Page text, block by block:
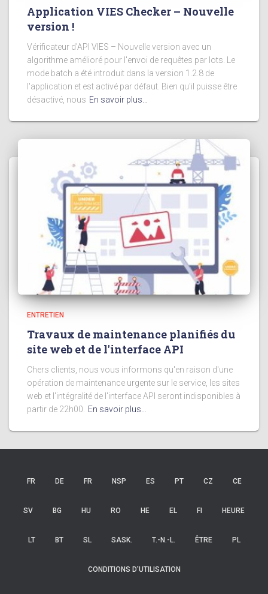
Application VIES Checker – Nouvelle
version !
Vérificateur d'API VIES – Nouvelle version avec un
algorithme amélioré pour l'envoi de requêtes par lots. Le
mode batch a été introduit dans la version 1.2.8 de
l'application et est activé par défaut. Bien qu'il puisse être
désactivé, nous En savoir plus…
ENTRETIEN
Travaux de maintenance planifiés du
site web et de l'interface API
Chers clients, nous vous informons qu'en raison d'une
opération de maintenance urgente sur le service, les sites
web et l'intégralité de l'interface API seront indisponibles à
partir de 22h00.
En savoir plus…
FR DE FR NSP ES PT CZ CE
SV BG HU RO HE EL FI HEURE
LT BT SL SASK. T.-N.-L. ÊTRE PL
CONDITIONS D'UTILISATION